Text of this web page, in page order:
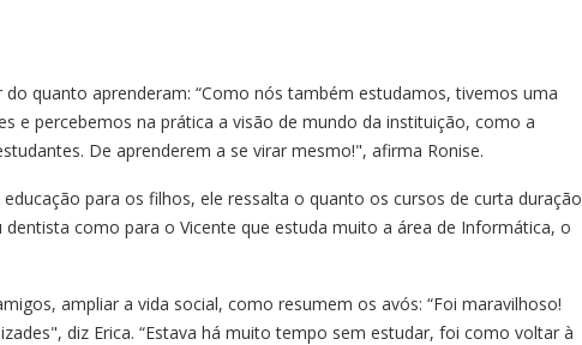
quanto aprenderam: “Como nós também estudamos, tivemos uma
e percebemos na prática a visão de mundo da instituição, como a
De aprenderem a se virar mesmo!", afirma Ronise.
para os filhos, ele ressalta o quanto os cursos de curta duração
como para o Vicente que estuda muito a área de Informática, o
ampliar a vida social, como resumem os avós: “Foi maravilhoso!
diz Erica. “Estava há muito tempo sem estudar, foi como voltar à